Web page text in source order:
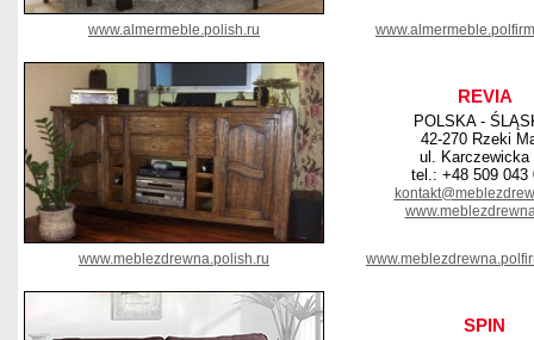
www.almermeble.polish.ru
REVIA
POLSKA -
42-270 Rzeki
ul. Karczewicka
tel.: +48 509 043
www.meblezdrewna.polish.ru
SPIN